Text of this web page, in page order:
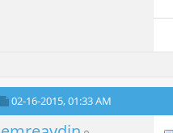
02-16-2015,01:33 AM